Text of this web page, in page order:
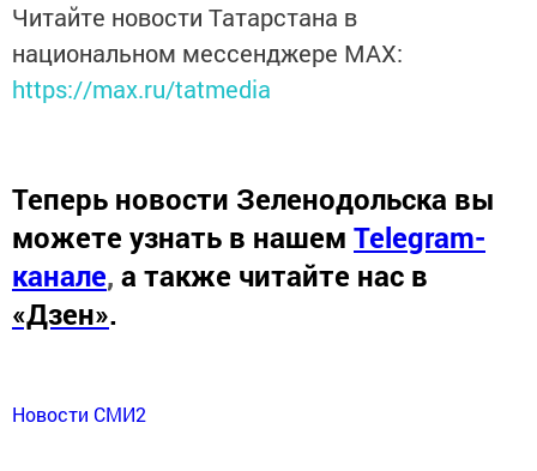
Читайте новости Татарстана в
национальном мессенджере MАХ:
https://max.ru/tatmedia
Теперь новости Зеленодольска вы
можете узнать в нашем Telegram-
канале, а также читайте нас в
«Дзен».
Новости СМИ2